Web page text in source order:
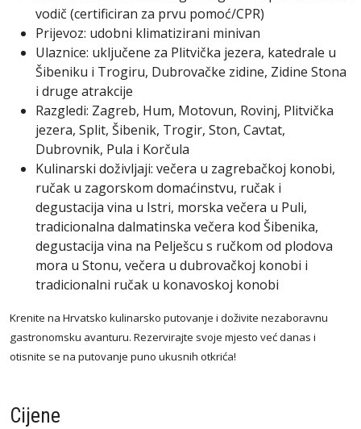
vodič (certificiran za prvu pomoć/CPR)
Prijevoz: udobni klimatizirani minivan
Ulaznice: uključene za Plitvička jezera, katedrale u
Šibeniku i Trogiru, Dubrovačke zidine, Zidine Stona
i druge atrakcije
Razgledi: Zagreb, Hum, Motovun, Rovinj, Plitvička
jezera, Split, Šibenik, Trogir, Ston, Cavtat,
Dubrovnik, Pula i Korčula
Kulinarski doživljaji: večera u zagrebačkoj konobi,
ručak u zagorskom domaćinstvu, ručak i
degustacija vina u Istri, morska večera u Puli,
tradicionalna dalmatinska večera kod Šibenika,
degustacija vina na Pelješcu s ručkom od plodova
mora u Stonu, večera u dubrovačkoj konobi i
tradicionalni ručak u konavoskoj konobi
Krenite na Hrvatsko kulinarsko putovanje i doživite nezaboravnu
gastronomsku avanturu. Rezervirajte svoje mjesto većdanas i
otisnite se na putovanje puno ukusnih otkrića!
Cijene